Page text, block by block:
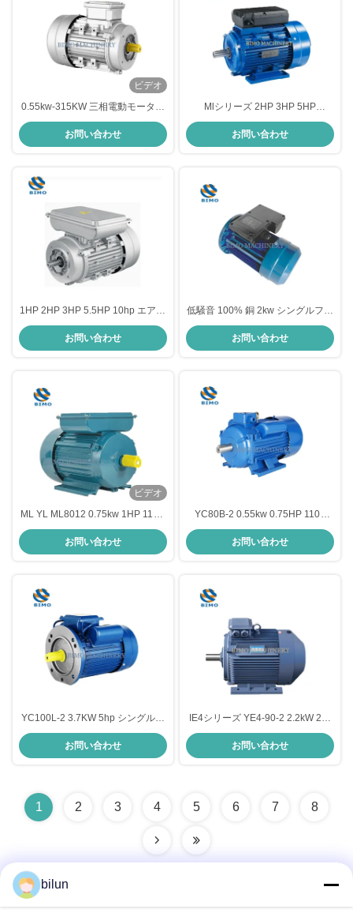
ビデオ
0.55kw-315KW 三相電動モーター
B14 2極 4極 6極 8極 IP54
お問い合わせ
Mlシリーズ 2HP 3HP 5HP
B3/B35/B5 シングルフェーズ電動
モーター
お問い合わせ
1HP 2HP 3HP 5.5HP 10hp エアコ
ン用の単相電気モーター
お問い合わせ
低騒音 100% 銅 2kw シングルフェ
ーズモーター 110V 50hz 1500rpm
シングルフェーズ電動モーター
お問い合わせ
ビデオ
ML YL ML8012 0.75kw 1HP 110V
220V コンプレッサー用単相電気
モーター
お問い合わせ
YC80B-2 0.55kw 0.75HP 110V
220V 空気圧縮機用単相電機
お問い合わせ
YC100L-2 3.7KW 5hp シングルフ
ェーズモーター B5 鋳鉄 シングル
フェーズ電気モーター
お問い合わせ
IE4シリーズ YE4-90-2 2.2kW 2馬
力 220V 380V 2800 Rpm 三相電気
モーター ACモーター ポンプ用
お問い合わせ
1 2 3 4 5 6 7 8
bilun